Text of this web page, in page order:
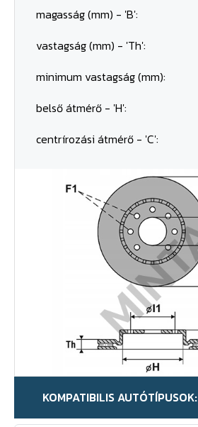
magasság (mm) - 'B':
vastagság (mm) - 'Th':
minimum vastagság (mm):
belső átmérő - 'H':
centrírozási átmérő - 'C':
KOMPATIBILIS AUTÓTÍPUSOK: